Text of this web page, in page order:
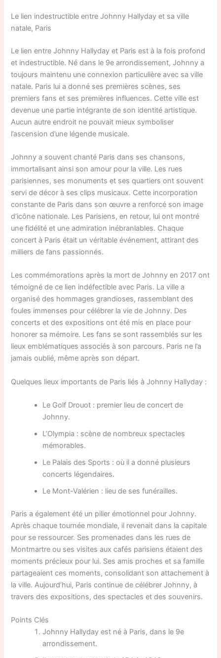
Le lien indestructible entre Johnny Hallyday et sa ville
natale, Paris
Le lien entre Johnny Hallyday et Paris est à la fois profond
et indestructible. Né dans le 9e arrondissement, Johnny a
toujours maintenu une connexion particulière avec sa ville
natale. Paris lui a donné ses premières scènes, ses
premiers fans et ses premières influences. Cette ville est
devenue une partie intégrante de son identité artistique.
Aucun autre endroit ne pouvait mieux symboliser
l’ascension d’une légende musicale.
Johnny a souvent chanté Paris dans ses chansons,
immortalisant ainsi son amour pour la ville. Les rues
parisiennes, ses monuments et ses quartiers ont souvent
servi de décor à ses clips musicaux. Cette incorporation
constante de Paris dans son œuvre a renforcé son image
d’icône nationale. Les Parisiens, en retour, lui ont montré
une fidélité et une admiration inébranlables. Chaque
concert à Paris était un véritable événement, attirant des
milliers de fans passionnés.
Les commémorations après la mort de Johnny en 2017 ont
témoigné de ce lien indéfectible avec Paris. La ville a
organisé des hommages grandioses, rassemblant des
foules immenses pour célébrer la vie de Johnny. Des
concerts et des expositions ont été mis en place pour
honorer sa mémoire. Les fans se sont rassemblés sur les
lieux emblématiques associés à son parcours. Paris ne l’a
jamais oublié, même après son départ.
Quelques lieux importants de Paris liés à Johnny Hallyday :
Le Golf Drouot : premier lieu de concert de
Johnny.
L’Olympia : scène de nombreux spectacles
mémorables.
Le Palais des Sports : où il a donné plusieurs
concerts légendaires.
Le Mont-Valérien : lieu de ses funérailles.
Paris a également été un pilier émotionnel pour Johnny.
Après chaque tournée mondiale, il revenait dans la capitale
pour se ressourcer. Ses promenades dans les rues de
Montmartre ou ses visites aux cafés parisiens étaient des
moments précieux pour lui. Ses amis proches et sa famille
partageaient ces moments, consolidant son attachement à
la ville. Aujourd’hui, Paris continue de célébrer Johnny, à
travers des expositions, des spectacles et des souvenirs.
Points Clés
Johnny Hallyday est né à Paris, dans le 9e
arrondissement.